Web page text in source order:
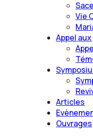
Vie
Appel
Articles
Ouvrages